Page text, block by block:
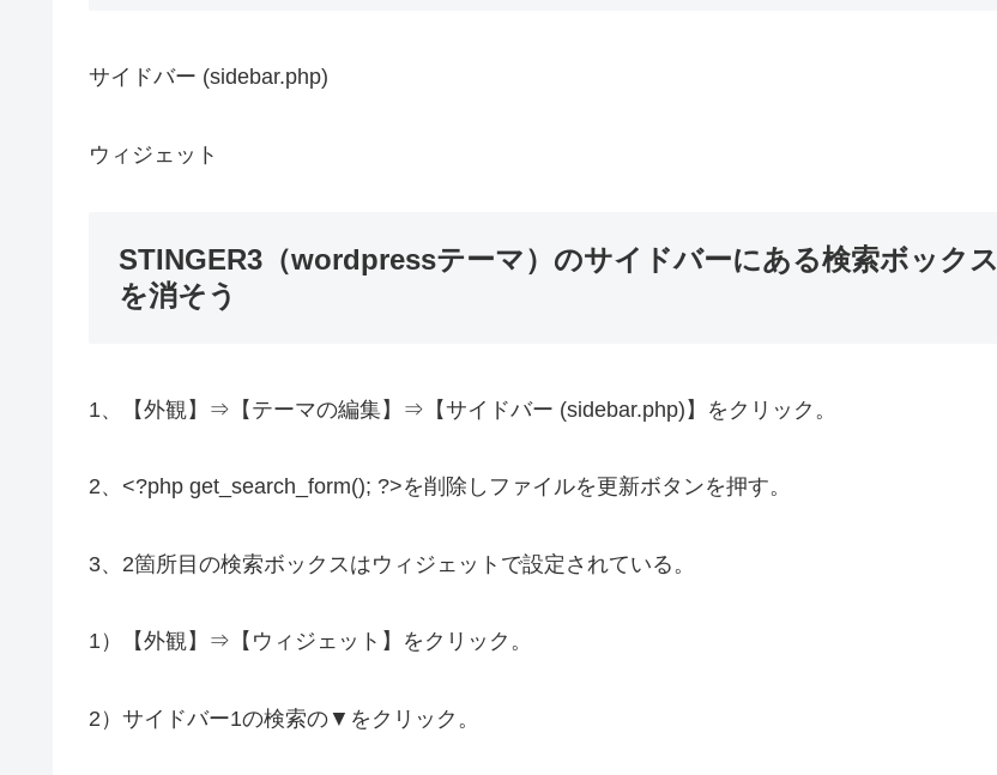
サイドバー (sidebar.php)
ウィジェット
STINGER3（wordpressテーマ）のサイドバーにある検索ボックス
を消そう
1、【外観】⇒【テーマの編集】⇒【サイドバー (sidebar.php)】をクリック。
2、<?php get_search_form(); ?>を削除しファイルを更新ボタンを押す。
3、2箇所目の検索ボックスはウィジェットで設定されている。
1）【外観】⇒【ウィジェット】をクリック。
2）サイドバー1の検索の▼をクリック。